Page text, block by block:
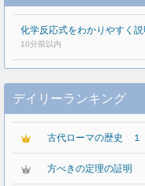
化学反応式をわかりやすく説
10分前以内
デイリーランキング
古代ローマの歴史 １
方べきの定理の証明